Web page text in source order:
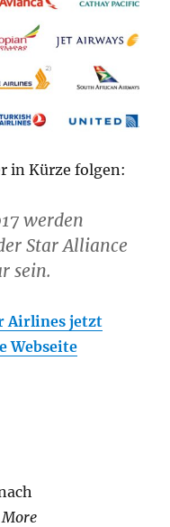
in Kürze folgen:
werden
Star Alliance
sein.
Airlines jetzt
Webseite